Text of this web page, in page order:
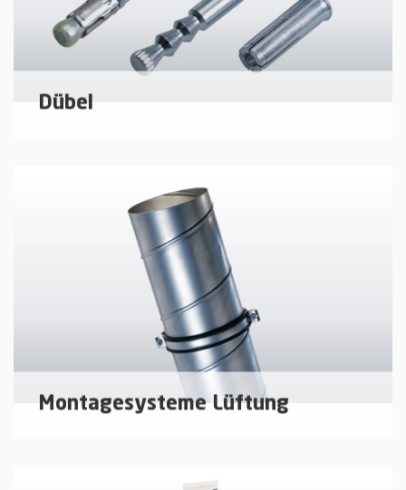
mehr erfahren
Dübel
und Schienensystemen am Baukörper.
mehr erfahren
Montagesysteme Lüftung
Montagesysteme für den Lüftungs- und